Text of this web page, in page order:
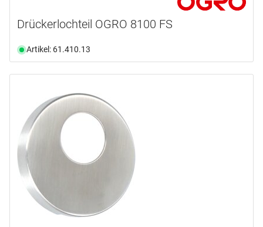
Drückerlochteil OGRO 8100 FS
Artikel: 61.410.13